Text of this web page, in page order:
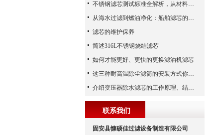
不锈钢滤芯测试标准全解析，从材料性能到应用场景的严苛验证
从海水过滤到燃油净化：船舶滤芯的多场景应用解析
滤芯的维护保养
简述316L不锈钢烧结滤芯
如何才能更好、更快的更换滤油机滤芯
这三种耐高温除尘滤筒的安装方式你都知道吗？
介绍变压器除水滤芯的工作原理、结构及优点
联系我们
固安县慷硕佳过滤设备制造有限公司